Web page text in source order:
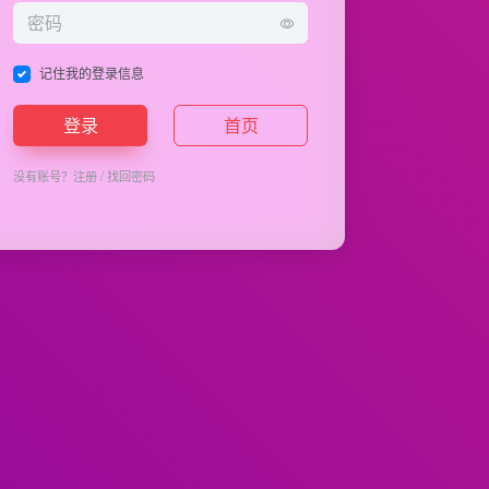
记住我的登录信息
登录 首页
没有账号？ 注册/找回密码